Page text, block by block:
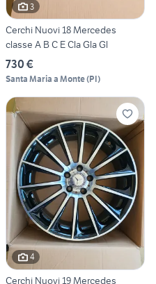
3
Cerchi Nuovi 18 Mercedes
classe A B C E Cla Gla Gl
730 €
Santa Maria a Monte(PI)
4
Cerchi Nuovi 19 Mercedes